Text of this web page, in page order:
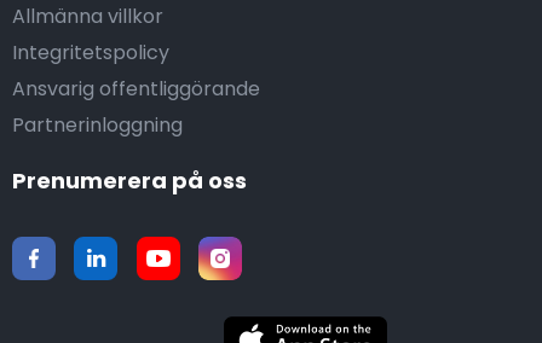
Allmänna villkor
Integritetspolicy
Ansvarig offentliggörande
Partnerinloggning
Prenumerera på oss